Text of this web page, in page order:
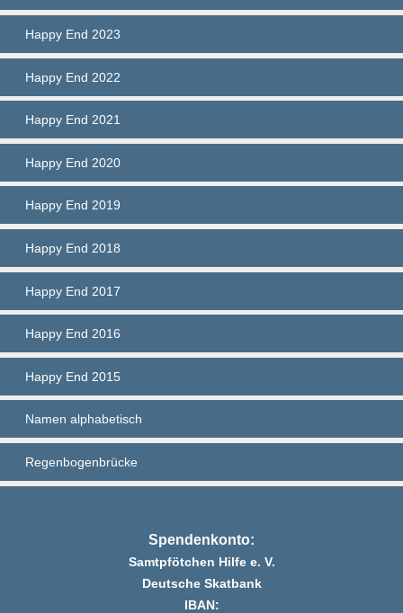
Happy End 2023
Happy End 2022
Happy End 2021
Happy End 2020
Happy End 2019
Happy End 2018
Happy End 2017
Happy End 2016
Happy End 2015
Namen alphabetisch
Regenbogenbrücke
Spendenkonto:
Samtpfötchen Hilfe e. V.
Deutsche Skatbank
IBAN: